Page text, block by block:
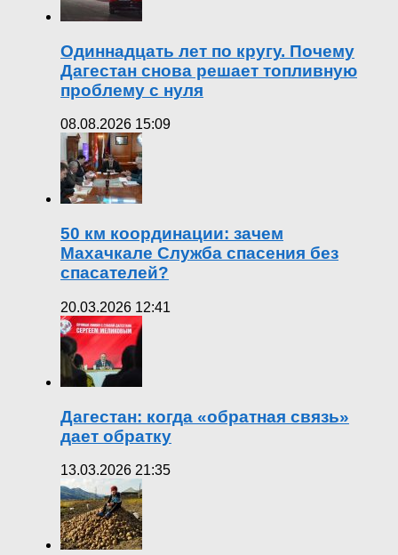
Одиннадцать лет по кругу. Почему
Дагестан снова решает топливную
проблему с нуля
08.08.2026 15:09
50 км координации: зачем
Махачкале Служба спасения без
спасателей?
20.03.2026 12:41
Дагестан: когда «обратная связь»
дает обратку
13.03.2026 21:35